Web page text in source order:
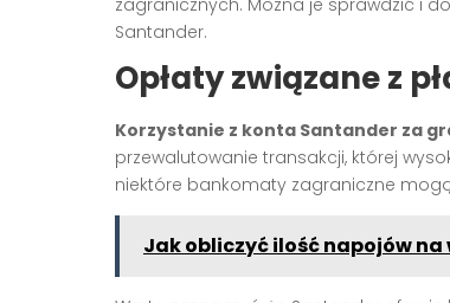
Santander.
Opłaty związane z
Korzystanie z konta Santander za
przewalutowanie transakcji, której
niektóre bankomaty zagraniczne
Jak obliczyć ilość napojów na